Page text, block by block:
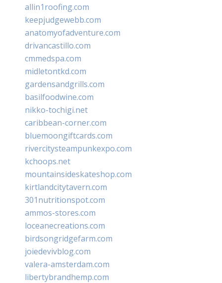
allin1roofing.com
keepjudgewebb.com
anatomyofadventure.com
drivancastillo.com
cmmedspa.com
midletontkd.com
gardensandgrills.com
basilfoodwine.com
nikko-tochigi.net
caribbean-corner.com
bluemoongiftcards.com
rivercitysteampunkexpo.com
kchoops.net
mountainsideskateshop.com
kirtlandcitytavern.com
301nutritionspot.com
ammos-stores.com
loceanecreations.com
birdsongridgefarm.com
joiedevivblog.com
valera-amsterdam.com
libertybrandhemp.com